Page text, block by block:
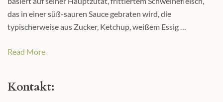
das in einer süß-sauren Sauce gebraten wird, die
typischerweise aus Zucker, Ketchup, weißem Essig …
Read More
Kontakt: